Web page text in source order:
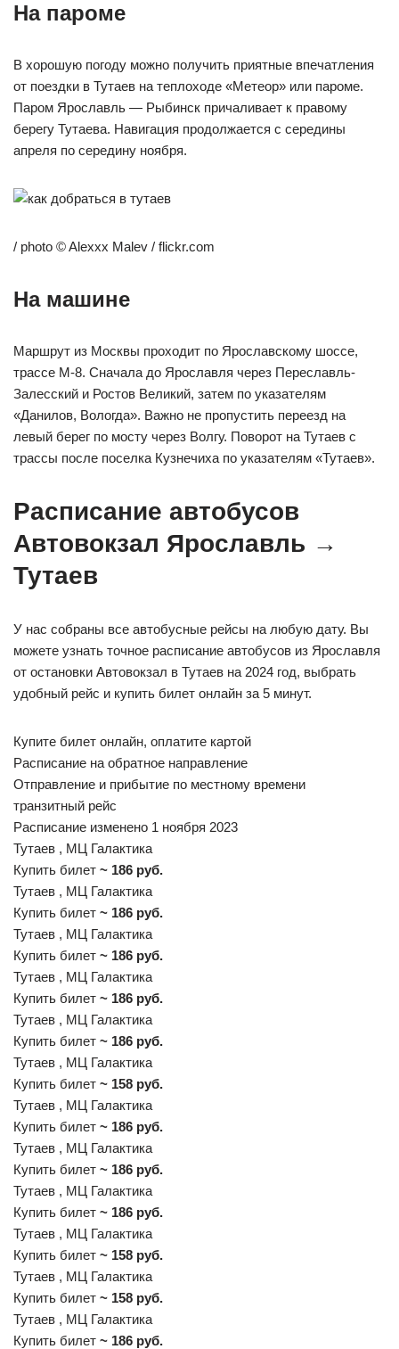
На пароме
В хорошую погоду можно получить приятные впечатления
от поездки в Тутаев на теплоходе «Метеор» или пароме.
Паром Ярославль — Рыбинск причаливает к правому
берегу Тутаева. Навигация продолжается с середины
апреля по середину ноября.
/ photo © Alexxx Malev / flickr.com
На машине
Маршрут из Москвы проходит по Ярославскому шоссе,
трассе М-8. Сначала до Ярославля через Переславль-
Залесский и Ростов Великий, затем по указателям
«Данилов, Вологда». Важно не пропустить переезд на
левый берег по мосту через Волгу. Поворот на Тутаев с
трассы после поселка Кузнечиха по указателям «Тутаев».
Расписание автобусов
Автовокзал Ярославль →
Тутаев
У нас собраны все автобусные рейсы на любую дату. Вы
можете узнать точное расписание автобусов из Ярославля
от остановки Автовокзал в Тутаев на 2024 год, выбрать
удобный рейс и купить билет онлайн за 5 минут.
Купите билет онлайн, оплатите картой
Расписание на обратное направление
Отправление и прибытие по местному времени
транзитный рейс
Расписание изменено 1 ноября 2023
Тутаев , МЦ Галактика
Купить билет ~ 186 руб.
Тутаев , МЦ Галактика
Купить билет ~ 186 руб.
Тутаев , МЦ Галактика
Купить билет ~ 186 руб.
Тутаев , МЦ Галактика
Купить билет ~ 186 руб.
Тутаев , МЦ Галактика
Купить билет ~ 186 руб.
Тутаев , МЦ Галактика
Купить билет ~ 158 руб.
Тутаев , МЦ Галактика
Купить билет ~ 186 руб.
Тутаев , МЦ Галактика
Купить билет ~ 186 руб.
Тутаев , МЦ Галактика
Купить билет ~ 186 руб.
Тутаев , МЦ Галактика
Купить билет ~ 158 руб.
Тутаев , МЦ Галактика
Купить билет ~ 158 руб.
Тутаев , МЦ Галактика
Купить билет ~ 186 руб.